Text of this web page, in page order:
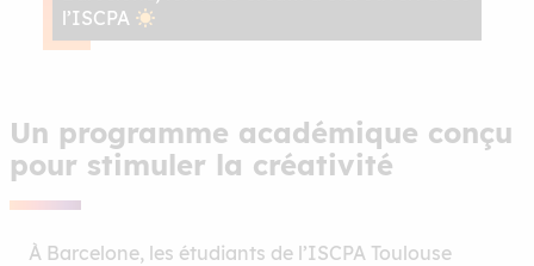
l’ISCPA
Un programme académique conçu
pour stimuler la créativité
À Barcelone, les étudiants de l’ISCPA Toulouse